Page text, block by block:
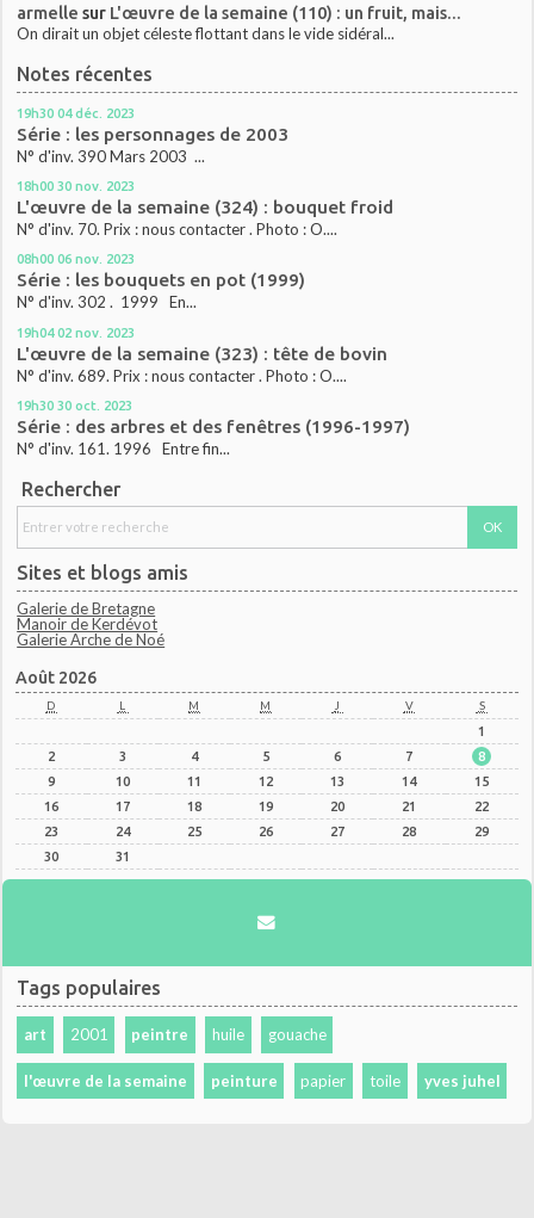
armelle sur L'œuvre de la semaine (110) : un fruit, mais...
On dirait un objet céleste flottant dans le vide sidéral...
Notes récentes
19h30 04 déc. 2023
Série : les personnages de 2003
N° d'inv. 390 Mars 2003 ...
18h00 30 nov. 2023
L'œuvre de la semaine (324) : bouquet froid
N° d'inv. 70. Prix : nous contacter . Photo : O....
08h00 06 nov. 2023
Série : les bouquets en pot (1999)
N° d'inv. 302 . 1999 En...
19h04 02 nov. 2023
L'œuvre de la semaine (323) : tête de bovin
N° d'inv. 689. Prix : nous contacter . Photo : O....
19h30 30 oct. 2023
Série : des arbres et des fenêtres (1996-1997)
N° d'inv. 161. 1996 Entre fin...
Rechercher
Sites et blogs amis
Galerie de Bretagne
Manoir de Kerdévot
Galerie Arche de Noé
Août 2026
D L M M J V S
1
2
3 4 5 6 7
8
9
10 11 12 13 14
15
16
17 18 19 20 21
22
23
24 25 26 27 28
29
30
31
Tags populaires
art 2001 peintre huile gouache
l'œuvre de la semaine peinture papier toile yves juhel